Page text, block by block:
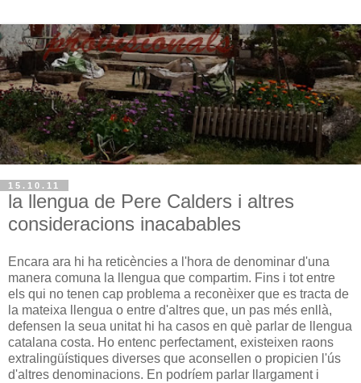
15.10.11
la llengua de Pere Calders i altres
consideracions inacabables
Encara ara hi ha reticències a l'hora de denominar d'una
manera comuna la llengua que compartim. Fins i tot entre
els qui no tenen cap problema a reconèixer que es tracta de
la mateixa llengua o entre d'altres que, un pas més enllà,
defensen la seua unitat hi ha casos en què parlar de llengua
catalana costa. Ho entenc perfectament, existeixen raons
extralingüístiques diverses que aconsellen o propicien l'ús
d'altres denominacions. En podríem parlar llargament i